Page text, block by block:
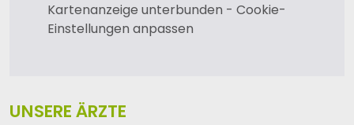
Kartenanzeige unterbunden - Cookie-
Einstellungen anpassen
UNSERE ÄRZTE